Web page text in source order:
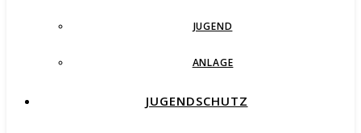
JUGEND
ANLAGE
JUGENDSCHUTZ